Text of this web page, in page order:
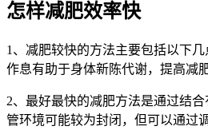
怎样减肥效率快
1、减肥较快的方法主要包括以下
作息有助于身体新陈代谢，提高减
2、最好最快的减肥方法是通过结
管环境可能较为封闭，但可以通过